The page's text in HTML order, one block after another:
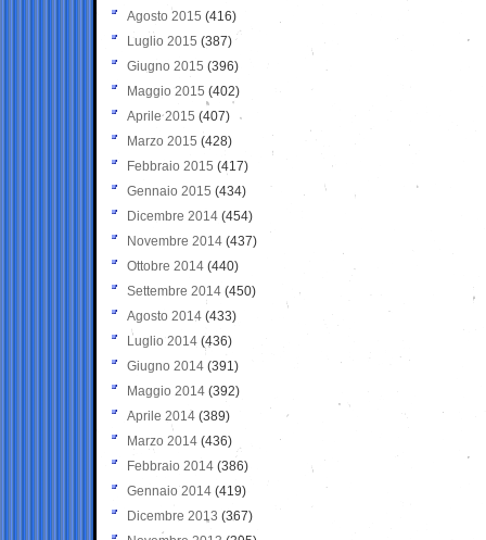
Agosto 2015 (416)
Luglio 2015 (387)
Giugno 2015 (396)
Maggio 2015 (402)
Aprile 2015 (407)
Marzo 2015 (428)
Febbraio 2015 (417)
Gennaio 2015 (434)
Dicembre 2014 (454)
Novembre 2014 (437)
Ottobre 2014 (440)
Settembre 2014 (450)
Agosto 2014 (433)
Luglio 2014 (436)
Giugno 2014 (391)
Maggio 2014 (392)
Aprile 2014 (389)
Marzo 2014 (436)
Febbraio 2014 (386)
Gennaio 2014 (419)
Dicembre 2013 (367)